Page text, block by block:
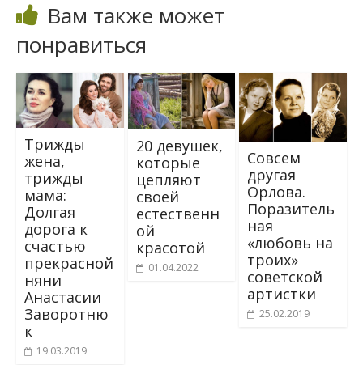
Вам также может
понравиться
Трижды
жена,
трижды
мама:
Долгая
дорога к
счастью
прекрасной
няни
Анастасии
Заворотню
к
19.03.2019
20 девушек,
которые
цепляют
своей
естественн
ой
красотой
01.04.2022
Совсем
другая
Орлова.
Поразитель
ная
«любовь на
троих»
советской
артистки
25.02.2019